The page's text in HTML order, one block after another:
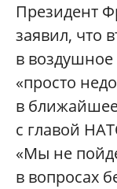
Президент
заявил, что
в
«просто
в
с главой
«Мы не
в вопросах